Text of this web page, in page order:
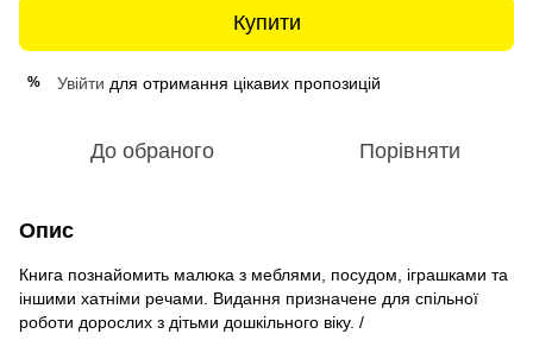
Купити
% Увійти для отримання цікавих пропозицій
До обраного Порівняти
Опис
Книга познайомить малюка з меблями, посудом, іграшками та
іншими хатніми речами. Видання призначене для спільної
роботи дорослих з дітьми дошкільного віку. /